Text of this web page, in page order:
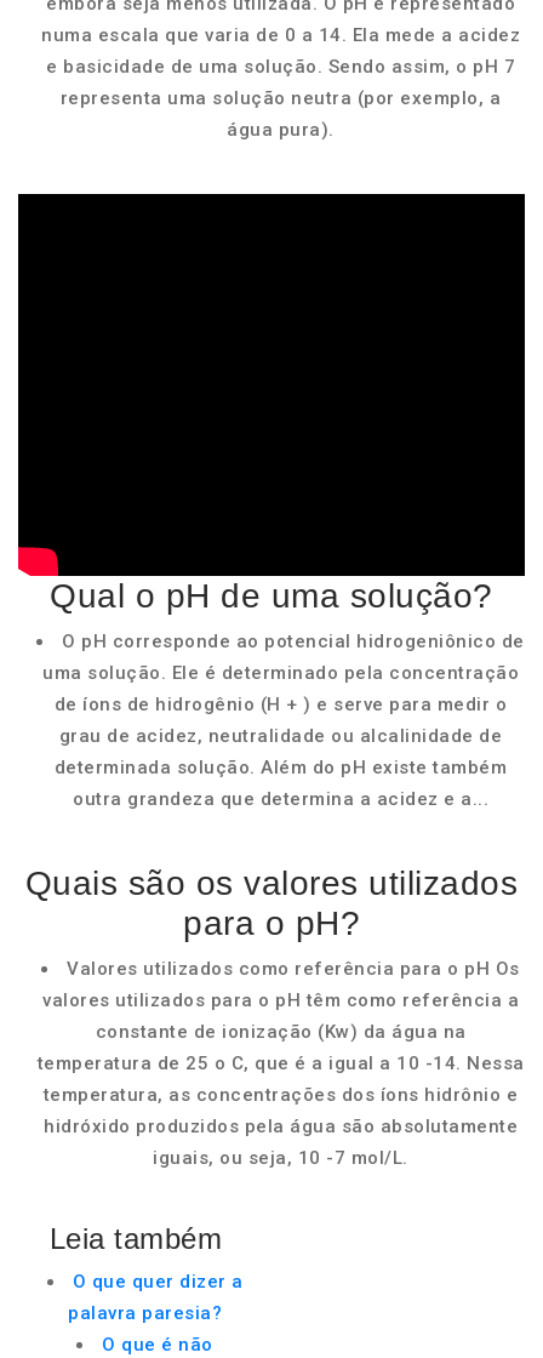
numa escala que varia de 0 a 14. Ela mede a acidez
e basicidade de uma solução. Sendo assim, o pH 7
representa uma solução neutra (por exemplo, a
água pura).
Qual o pH de uma solução?
O pH corresponde ao potencial hidrogeniônico de
uma solução. Ele é determinado pela concentração
de íons de hidrogênio (H + ) e serve para medir o
grau de acidez, neutralidade ou alcalinidade de
determinada solução. Além do pH existe também
outra grandeza que determina a acidez e a...
Quais são os valores utilizados
para o pH?
Valores utilizados como referência para o pH Os
valores utilizados para o pH têm como referência a
constante de ionização (Kw) da água na
temperatura de 25 o C, que é a igual a 10 -14. Nessa
temperatura, as concentrações dos íons hidrônio e
hidróxido produzidos pela água são absolutamente
iguais, ou seja, 10 -7 mol/L.
Leia também
O que quer dizer a
palavra paresia?
O que é não